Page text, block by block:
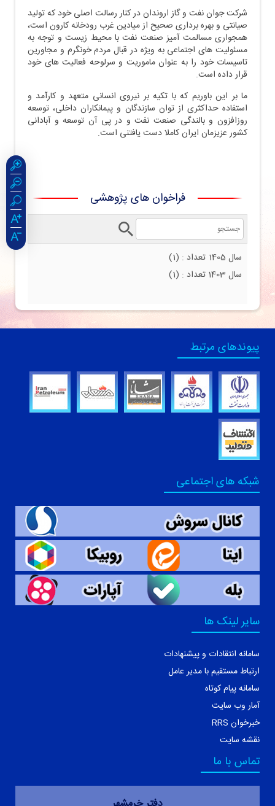
شرکت جوان نفت و گاز اروندان در کنار رسالت اصلی خود که تولید
صیانتی و بهره برداری صحیح از میادین غرب رودخانه کارون است،
همجواری مسالمت آمیز صنعت نفت با محیط زیست و توجه به
مسئولیت های اجتماعی به ویژه در قبال مردم خونگرم و مجاورین
تاسیسات خود را به عنوان ماموریت و سرلوحه فعالیت های خود
قرار داده است.
ما بر این باوریم که با تکیه بر نیروی انسانی متعهد و کارآمد و
استفاده حداکثری از توان سازندگان و پیمانکاران داخلی، توسعه
روزافزون و بالندگی صنعت نفت و در پی آن توسعه و آبادانی
کشور عزیزمان ایران کاملا دست یافتنی است.
فراخوان های پژوهشی
سال 1405 تعداد : (1)
سال 1403
تعداد : (1)
پیوندهای مرتبط
شبکه های اجتماعی
سایر لینک ها
سامانه انتقادات و پیشنهادات
ارتباط مستقیم با مدیر عامل
سامانه پیام کوتاه
آمار وب سایت
خبرخوان RRS
نقشه سایت
تماس با ما